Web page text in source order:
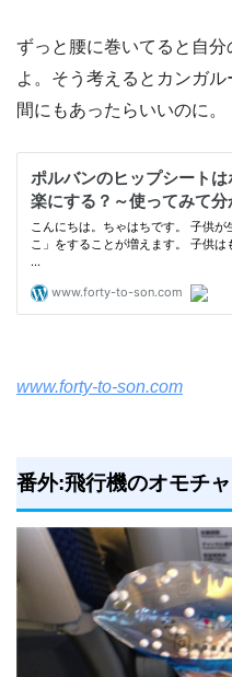
ずっと腰に巻いてると自
よ。そう考えるとカンガ
間にもあったらいいのに。
www.forty-to-son.com
番外:飛行機のオモチャ